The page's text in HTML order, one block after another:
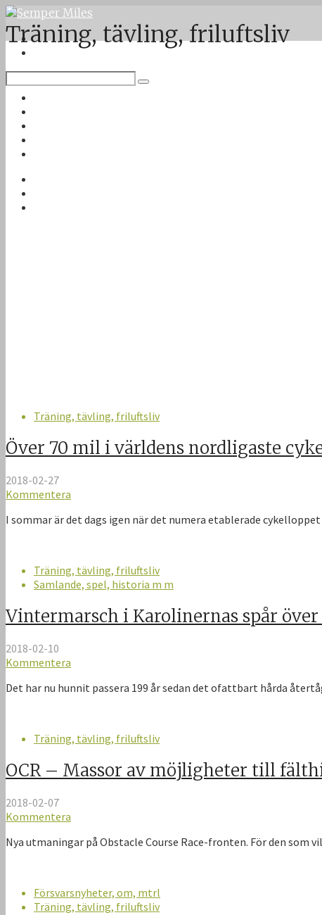
Träning, tävling, friluftsliv
Träning, tävling, friluftsliv
Över 70 mil i världens nordligaste
2018-02-27
Kommentera
I sommar är det dags igen när det numera etablerade
Träning, tävling, friluftsliv
Samlande, spel, historia m m
Vintermarsch i Karolinernas spår
2018-02-10
Kommentera
Det har nu hunnit passera 199 år sedan det ofattbart hårda
Träning, tävling, friluftsliv
OCR – Massor av möjligheter till
2018-02-07
Kommentera
Nya utmaningar på Obstacle Course Race-fronten. För den
Försvarsnyheter, om, mtrl
Träning, tävling, friluftsliv